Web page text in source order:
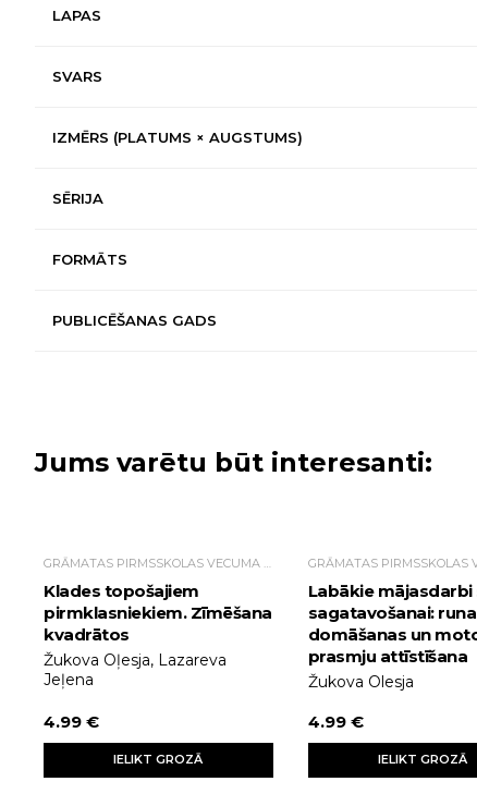
LAPAS
SVARS
IZMĒRS (PLATUMS × AUGSTUMS)
SĒRIJA
FORMĀTS
PUBLICĒŠANAS GADS
Jums varētu būt interesanti:
Klades topošajiem
pirmklasniekiem. Zīmēšana
kvadrātos
Žukova Oļesja, Lazareva
Jeļena
4.99 €
IELIKT GROZĀ
Labākie mājasdarbi
sagatavošanai:
domāšanas un
prasmju attīstīšana
Žukova Olesja
4.99 €
IELIKT GROZĀ